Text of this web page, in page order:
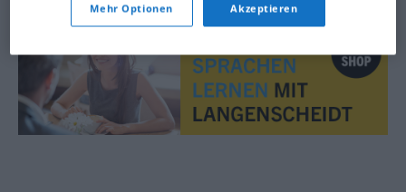
Mehr Optionen Akzeptieren